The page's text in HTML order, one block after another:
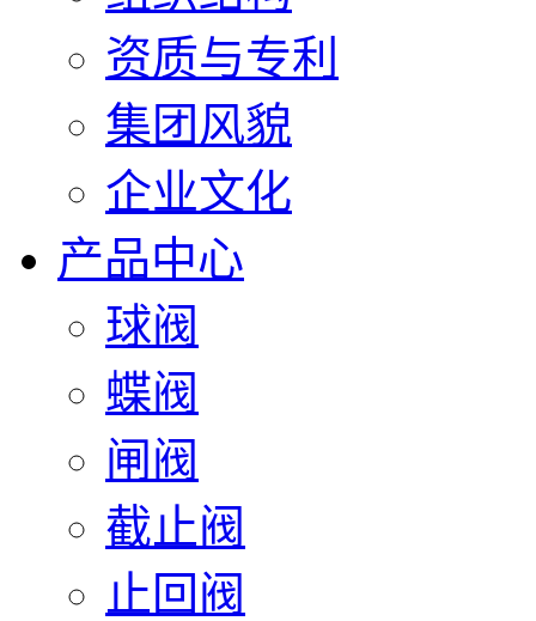
资质与专利
集团风貌
企业文化
产品中心
球阀
蝶阀
闸阀
截止阀
止回阀